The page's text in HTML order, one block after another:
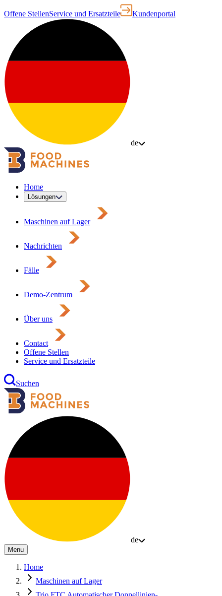
Offene StellenService und Ersatzteile Kundenportal
de
Home
Lösungen
Maschinen auf Lager
Nachrichten
Fälle
Demo-Zentrum
Über uns
Contact
Offene Stellen
Service und Ersatzteile
Suchen
de
Menu
Home
Maschinen auf Lager